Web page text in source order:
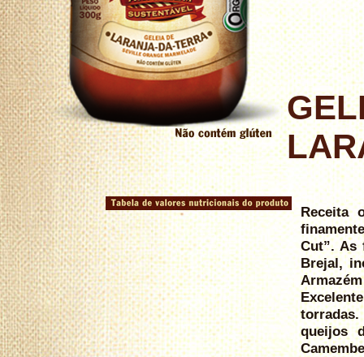
Receita
Cut”. As
Brejal,
torradas.
queijos